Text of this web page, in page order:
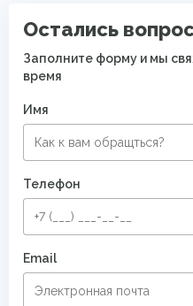
Современные ковры в спальню
Безворсовые хлопковые ковры
Остались
Заполните форму и мы
время
Имя
Телефон
Email